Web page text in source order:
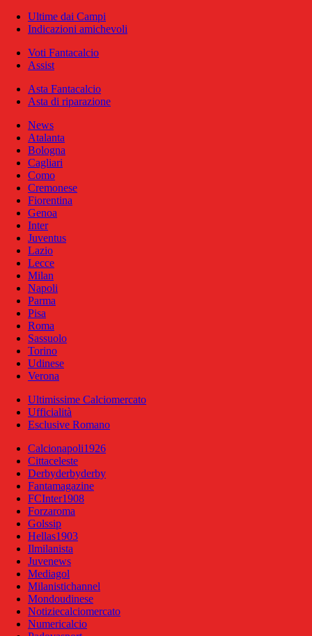
Ultime dai Campi
Indicazioni amichevoli
Voti Fantacalcio
Assist
Asta Fantacalcio
Asta di riparazione
News
Atalanta
Bologna
Cagliari
Como
Cremonese
Fiorentina
Genoa
Inter
Juventus
Lazio
Lecce
Milan
Napoli
Parma
Pisa
Roma
Sassuolo
Torino
Udinese
Verona
Ultimissime Calciomercato
Ufficialità
Esclusive Romano
Calcionapoli1926
Cittaceleste
Derbyderbyderby
Fantamagazine
FCInter1908
Forzaroma
Golssip
Hellas1903
Ilmilanista
Juvenews
Mediagol
Milanistichannel
Mondoudinese
Notiziecalciomercato
Numericalcio